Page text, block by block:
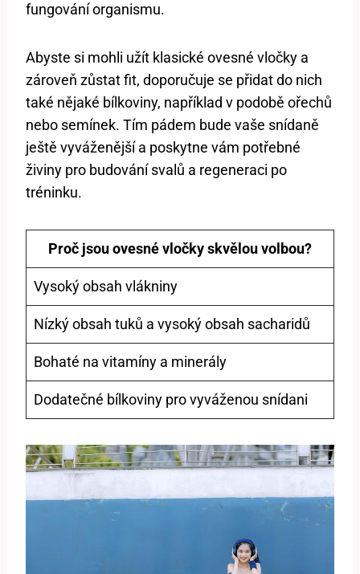
fungování organismu.
Abyste si mohli užít klasické ovesné vločky a
zároveň zůstat fit, doporučuje se přidat do nich
také nějaké bílkoviny, například v podobě ořechů
nebo semínek. Tím pádem bude vaše snídaně
ještě vyváženější a poskytne vám potřebné
živiny pro budování svalů a regeneraci po
tréninku.
Proč jsou ovesné vločky skvělou volbou?
Vysoký obsah vlákniny
Nízký obsah tuků a vysoký obsah sacharidů
Bohaté na vitamíny a minerály
Dodatečné bílkoviny pro vyváženou snídani